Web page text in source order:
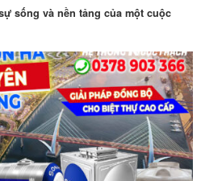
sống và nền tảng của một cuộc